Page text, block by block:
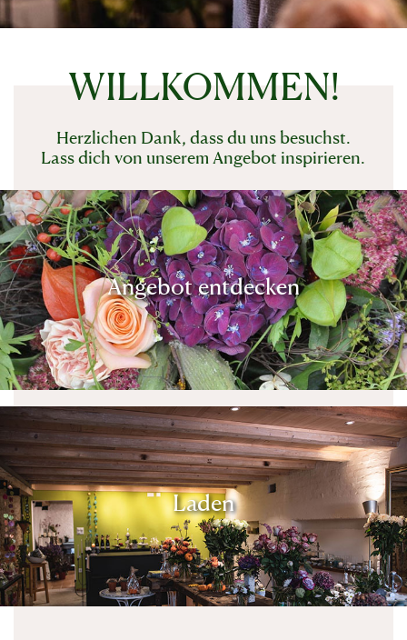
WILLKOMMEN!
Herzlichen Dank, dass du uns besuchst.
Lass dich von unserem Angebot inspirieren.
Angebot entdecken
Laden